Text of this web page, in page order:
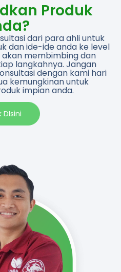
Produk
dari para ahli untuk
dan ide-ide anda ke level
membimbing dan
langkahnya. Jangan
dengan kami hari
kemungkinan untuk
impian anda.​
DIsini